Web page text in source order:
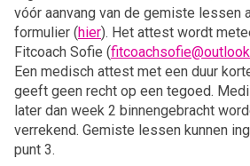
vóór aanvang van de gemiste lessen
formulier (hier). Het attest wordt
Fitcoach Sofie (
Een medisch attest met een duur
geeft geen recht op een tegoed.
later dan week 2 binnengebracht
verrekend. Gemiste lessen kunnen
punt 3.